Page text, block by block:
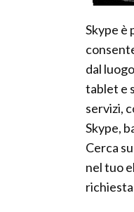
Skype è
dal
tablet e
servizi,
Skype,
Cerca
nel tuo